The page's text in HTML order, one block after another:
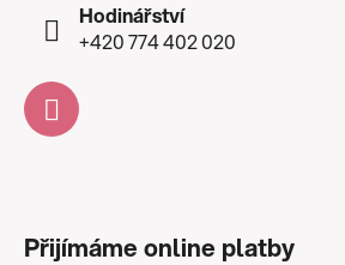
Hodinářství
+420 774 402 020
Přijímáme online platby